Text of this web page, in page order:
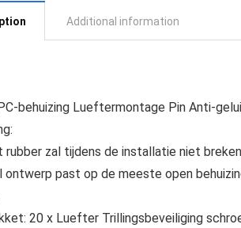
Additional information
behuizing Lueftermontage Pin Anti-
rubber zal tijdens de installatie niet
ontwerp past op de meeste open
20 x Luefter Trillingsbeveiliging